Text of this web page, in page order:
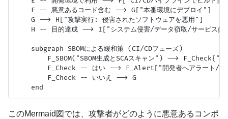
    F -- 悪意あるコード含む --> G["本番環境にデプロイ"]
    G --> H["攻撃実行: 侵害されたソフトウェアを悪用"]
H -- 目的達成 --> I["システム侵害/データ窃取/サービス妨
    subgraph SBOMによる緩和策 (CI/CDフェーズ)
F_SBOM("SBOM生成とSCAスキャン") --> F_Check{"既
F_Check -- はい --> F_Alert["開発者へアラート/ビ
        F_Check -- いいえ --> G
このMermaid図では、攻撃者がどのように悪意あるコンポ